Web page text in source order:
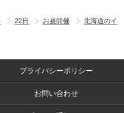
22日 お昼開催
北海道のイ
プライバシーポリシー
お問い合わせ